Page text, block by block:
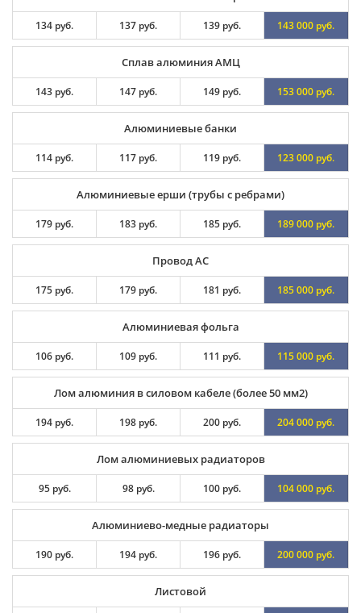
134 руб. 137 руб. 139 руб. 143 000 руб.
Сплав алюминия АМЦ
143 руб. 147 руб. 149 руб. 153 000 руб.
Алюминиевые банки
114 руб. 117 руб. 119 руб. 123 000 руб.
Алюминиевые ерши (трубы с ребрами)
179 руб. 183 руб. 185 руб. 189 000 руб.
Провод АС
175 руб. 179 руб. 181 руб. 185 000 руб.
Алюминиевая фольга
106 руб. 109 руб. 111 руб. 115 000 руб.
Лом алюминия в силовом кабеле (более 50 мм2)
194 руб. 198 руб. 200 руб. 204 000 руб.
Лом алюминиевых радиаторов
95 руб. 98 руб. 100 руб. 104 000 руб.
Алюминиево-медные радиаторы
190 руб. 194 руб. 196 руб. 200 000 руб.
Листовой